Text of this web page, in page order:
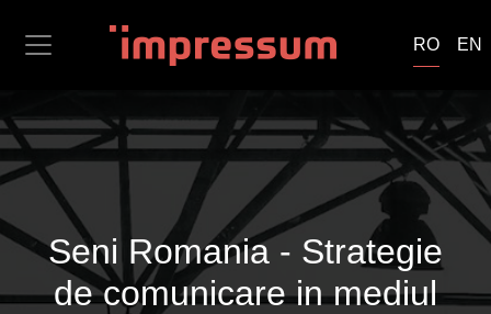
RO EN
Seni Romania - Strategie
de comunicare in mediul